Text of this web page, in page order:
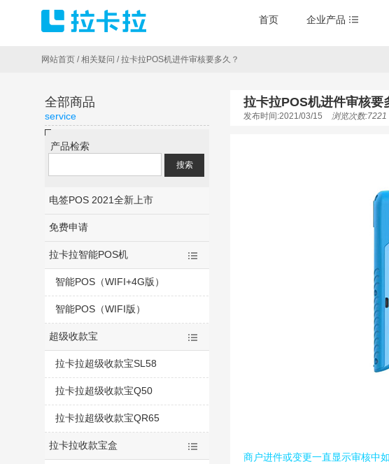
首页 企业产品
网站首页 /相关疑问 /拉卡拉POS机进件审核要多久？
全部商品
service
产品检索
电签POS 2021全新上市
免费申请
拉卡拉智能POS机
智能POS（WIFI+4G版）
智能POS（WIFI版）
超级收款宝
拉卡拉超级收款宝SL58
拉卡拉超级收款宝Q50
拉卡拉超级收款宝QR65
拉卡拉收款宝盒
拉卡拉POS机进件审核要
发布时间:2021/03/15 浏览次数:7221
商户进件或变更一直显示审核中